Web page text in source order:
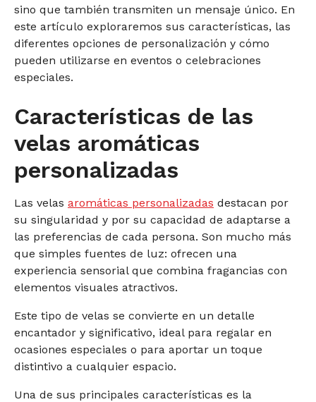
sino que también transmiten un mensaje único. En
este artículo exploraremos sus características, las
diferentes opciones de personalización y cómo
pueden utilizarse en eventos o celebraciones
especiales.
Características de las
velas aromáticas
personalizadas
Las velas aromáticas personalizadas destacan por
su singularidad y por su capacidad de adaptarse a
las preferencias de cada persona. Son mucho más
que simples fuentes de luz: ofrecen una
experiencia sensorial que combina fragancias con
elementos visuales atractivos.
Este tipo de velas se convierte en un detalle
encantador y significativo, ideal para regalar en
ocasiones especiales o para aportar un toque
distintivo a cualquier espacio.
Una de sus principales características es la